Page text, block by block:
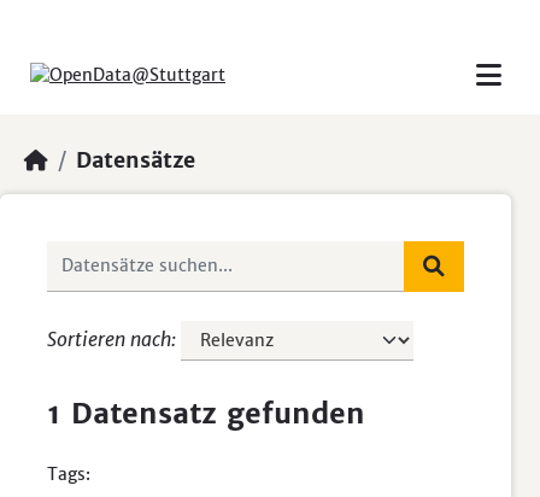
Datensätze
Sortieren nach
1 Datensatz gefunden
Tags: